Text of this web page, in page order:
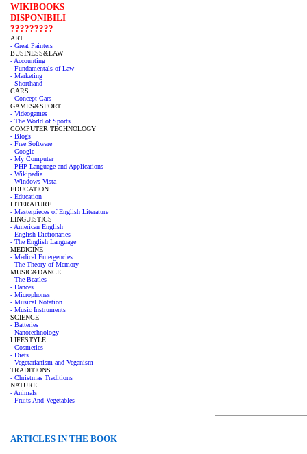
WIKIBOOKS
DISPONIBILI
?????????
ART
- Great Painters
BUSINESS&LAW
- Accounting
- Fundamentals of Law
- Marketing
- Shorthand
CARS
- Concept Cars
GAMES&SPORT
- Videogames
- The World of Sports
COMPUTER TECHNOLOGY
- Blogs
- Free Software
- Google
- My Computer
- PHP Language and Applications
- Wikipedia
- Windows Vista
EDUCATION
- Education
LITERATURE
- Masterpieces of English Literature
LINGUISTICS
- American English
- English Dictionaries
- The English Language
MEDICINE
- Medical Emergencies
- The Theory of Memory
MUSIC&DANCE
- The Beatles
- Dances
- Microphones
- Musical Notation
- Music Instruments
SCIENCE
- Batteries
- Nanotechnology
LIFESTYLE
- Cosmetics
- Diets
- Vegetarianism and Veganism
TRADITIONS
- Christmas Traditions
NATURE
- Animals
- Fruits And Vegetables
ARTICLES IN THE BOOK